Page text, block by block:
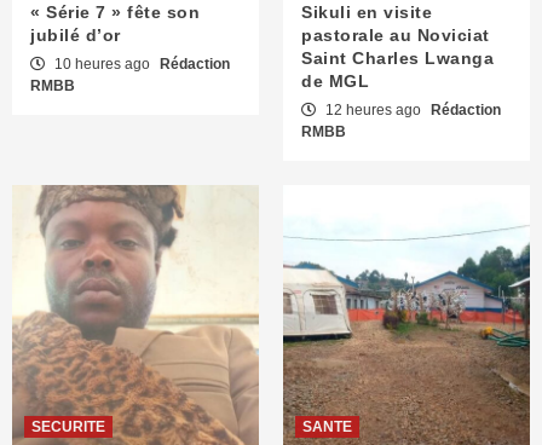
« Série 7 » fête son
jubilé d’or
10 heures ago Rédaction
RMBB
Sikuli en visite
pastorale au Noviciat
Saint Charles Lwanga
de MGL
12 heures ago Rédaction
RMBB
SECURITE SANTE